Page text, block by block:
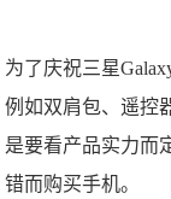
为了庆祝三星
例如双肩包、遥控
是要看产品实力而
错而购买手机。